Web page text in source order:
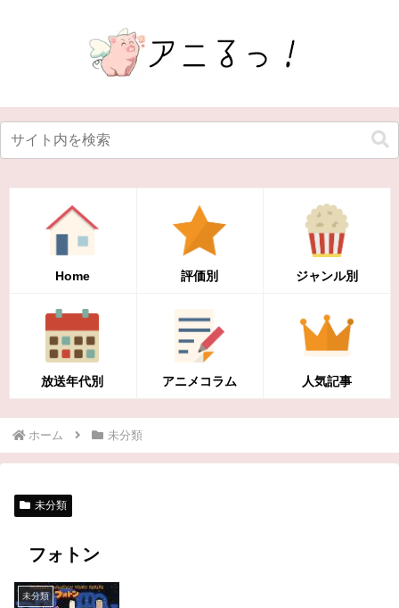
Home 評価別 ジャンル別
放送年代別 アニメコラム 人気記事
ホーム 未分類
未分類
フォトン
未分類